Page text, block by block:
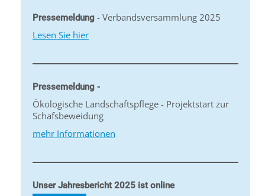
Pressemeldung - Verbandsversammlung 2025
Lesen Sie hier
Pressemeldung -
Ökologische Landschaftspflege - Projektstart zur
Schafsbeweidung
mehr Informationen
Unser Jahresbericht 2025 ist online